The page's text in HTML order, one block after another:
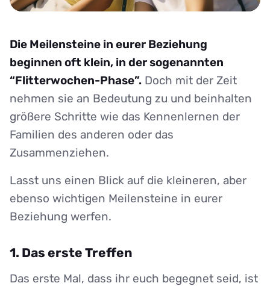
Die Meilensteine in eurer Beziehung
beginnen oft klein, in der sogenannten
“Flitterwochen-Phase”. Doch mit der Zeit
nehmen sie an Bedeutung zu und beinhalten
größere Schritte wie das Kennenlernen der
Familien des anderen oder das
Zusammenziehen.
Lasst uns einen Blick auf die kleineren, aber
ebenso wichtigen Meilensteine in eurer
Beziehung werfen.
1. Das erste Treffen
Das erste Mal, dass ihr euch begegnet seid, ist